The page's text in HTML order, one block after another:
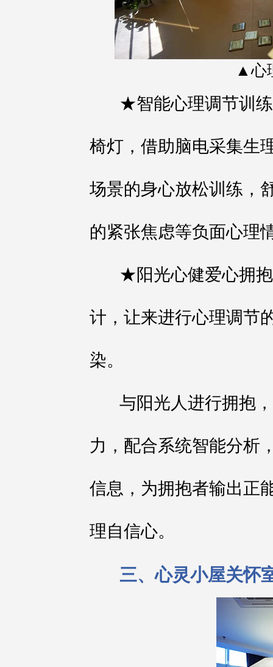
▲心
★智能心理调节训练
椅灯，借助脑电采集生
场景的身心放松训练，
的紧张焦虑等负面心理
★阳光心健爱心拥抱
计，让来进行心理调节
染。
与阳光人进行拥抱，
力，配合系统智能分析
信息，为拥抱者输出正
理自信心。
三、心灵小屋关怀